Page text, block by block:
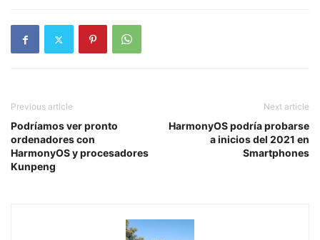
Previous article
Podríamos ver pronto
ordenadores con
HarmonyOS y procesadores
Kunpeng
Next article
HarmonyOS podría probarse
a inicios del 2021 en
Smartphones